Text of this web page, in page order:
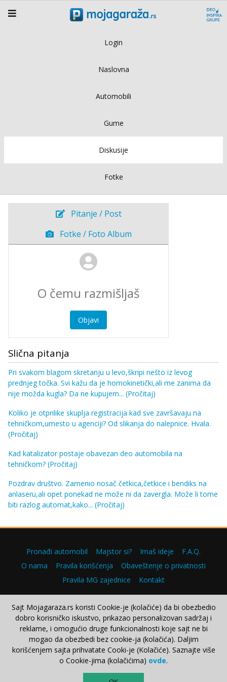
Login
Naslovna
Automobili
Gume
Diskusije
Fotke
Pitanje / Post
Fotke / Foto Album
Objavi
Slična pitanja
Pri svakom blagom skretanju u levo,škripi nešto iz levog
prednjeg točka. Svi kažu da je homokinetički,ali me zanima da
nije možda kugla? Da ne kupujem... (Pročitaj)
Koliko je otprilike skuplja registracija kad sve završavaju na
tehničkom,umesto u agenciji? Od slikanja do nalepnice. Hvala.
(Pročitaj)
Kad katalizator postaje obavezan deo automobila na
tehničkom? (Pročitaj)
Pozdrav društvo. Zamenio nosač četkica,četkice i bendiks na
anlaseru,ali opet ponekad ne može ni da zavergla. Može li tome
biti razlog automat,kako... (Pročitaj)
Pronađi automobil Majstor si? Imaš ideje
F.A.Q.
O nama
Pravila korišćenja
Obaveštenje o privatnosti
Pravila MG zajednice
Kontakt
Copyright © 2000–2026.
Sajt Mojagaraza.rs koristi Cookie-je (kolačiće) da bi obezbedio
dobro korisničko iskustvo, prikazao personalizovan sadržaj i
reklame, i omogućio druge funkcionalnosti koje sajt ne bi
mogao da obezbedi bez cookie-ja (kolačića). Daljim
korišćenjem sajta prihvatate Cooki-je (Kolačiće). Saznajte više
o Cookie-jima (kolačićima) ovde.